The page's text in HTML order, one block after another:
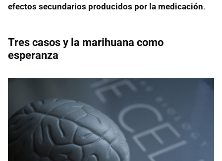
efectos secundarios producidos por la medicación.
Tres casos y la marihuana como
esperanza